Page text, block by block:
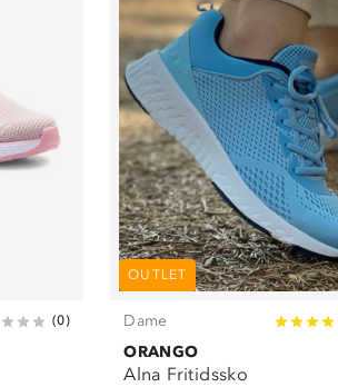
(0)
OUTLET
Dame
ORANGO
Alna Fritidssko